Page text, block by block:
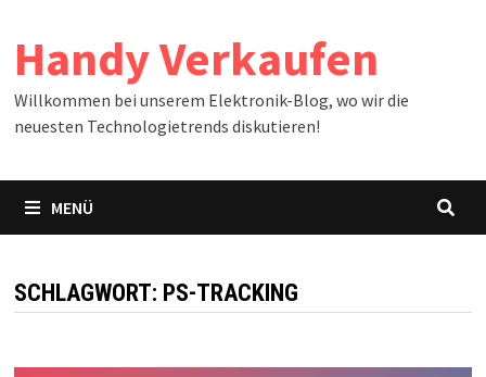
Inhalt
springen
Handy Verkaufen
Willkommen bei unserem Elektronik-Blog, wo wir die
neuesten Technologietrends diskutieren!
MENÜ
SCHLAGWORT: PS-TRACKING